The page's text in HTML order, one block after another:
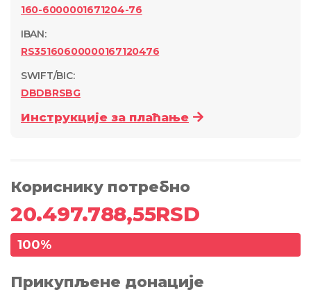
160-6000001671204-76
IBAN:
RS35160600000167120476
SWIFT/BIC:
DBDBRSBG
Инструкције за плаћање
Кориснику потребно
20.497.788,55RSD
100%
Прикупљене донације